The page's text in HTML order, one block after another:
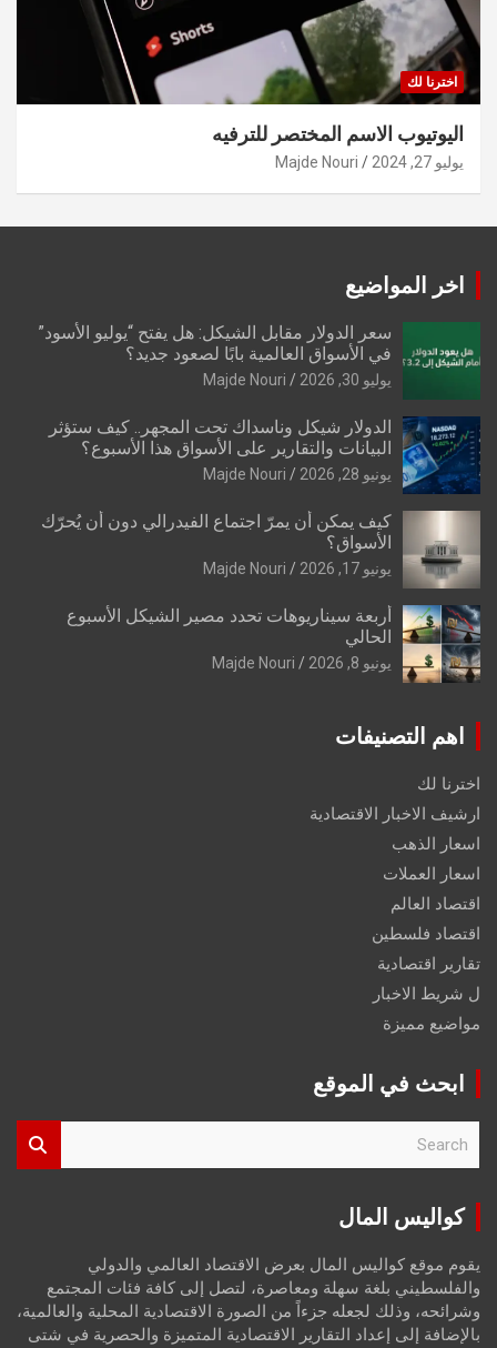
اخترنا لك
اليوتيوب الاسم المختصر للترفيه
يوليو 27, 2024 Majde Nouri
اخر المواضيع
سعر الدولار مقابل الشيكل: هل يفتح “يوليو الأسود”
في الأسواق العالمية بابًا لصعود جديد؟
يوليو 30, 2026 Majde Nouri
الدولار شيكل وناسداك تحت المجهر.. كيف ستؤثر
البيانات والتقارير على الأسواق هذا الأسبوع؟
يونيو 28, 2026 Majde Nouri
كيف يمكن أن يمرّ اجتماع الفيدرالي دون أن يُحرّك
الأسواق؟
يونيو 17, 2026 Majde Nouri
أربعة سيناريوهات تحدد مصير الشيكل الأسبوع
الحالي
يونيو 8, 2026 Majde Nouri
اهم التصنيفات
اخترنا لك
ارشيف الاخبار الاقتصادية
اسعار الذهب
اسعار العملات
اقتصاد العالم
اقتصاد فلسطين
تقارير اقتصادية
ل شريط الاخبار
مواضيع مميزة
ابحث في الموقع
r
كواليس المال
يقوم موقع كواليس المال بعرض الاقتصاد العالمي والدولي
والفلسطيني بلغة سهلة ومعاصرة، لتصل إلى كافة فئات المجتمع
وشرائحه، وذلك لجعله جزءاً من الصورة الاقتصادية المحلية والعالمية،
بالإضافة إلى إعداد التقارير الاقتصادية المتميزة والحصرية في شتى